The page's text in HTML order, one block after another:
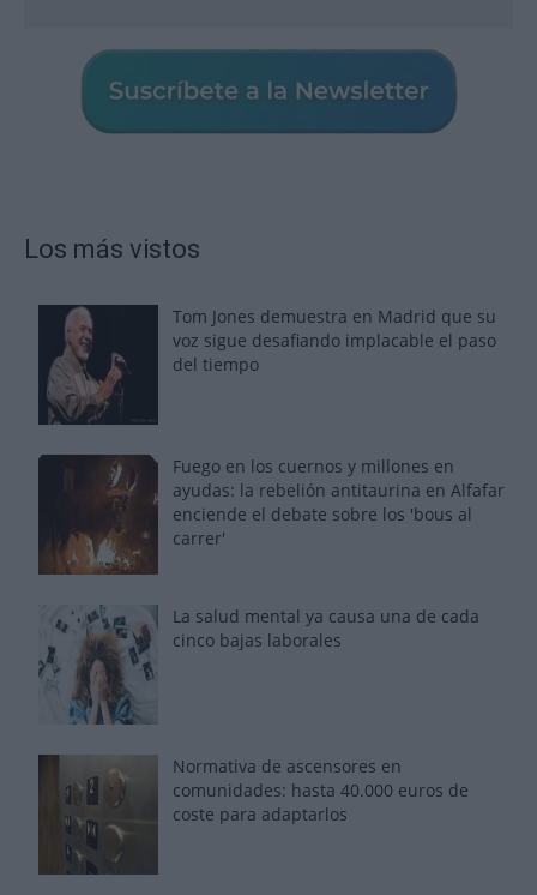
Los más vistos
Tom Jones demuestra en Madrid que su
voz sigue desafiando implacable el paso
del tiempo
Fuego en los cuernos y millones en
ayudas: la rebelión antitaurina en Alfafar
enciende el debate sobre los 'bous al
carrer'
La salud mental ya causa una de cada
cinco bajas laborales
Normativa de ascensores en
comunidades: hasta 40.000 euros de
coste para adaptarlos